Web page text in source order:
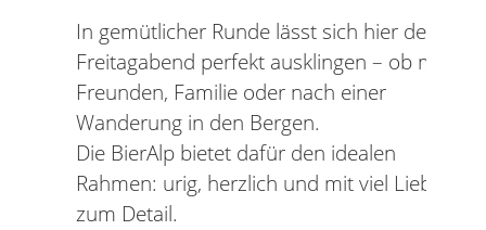
In gemütlicher Runde lässt sich hier der
Freitagabend perfekt ausklingen – ob mit
Freunden, Familie oder nach einer
Wanderung in den Bergen.
Die BierAlp bietet dafür den idealen
Rahmen: urig, herzlich und mit viel Liebe
zum Detail.